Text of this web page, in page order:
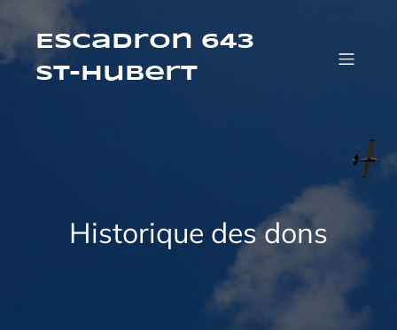
contenuEscadron 643
St-Hubert
Historique des dons